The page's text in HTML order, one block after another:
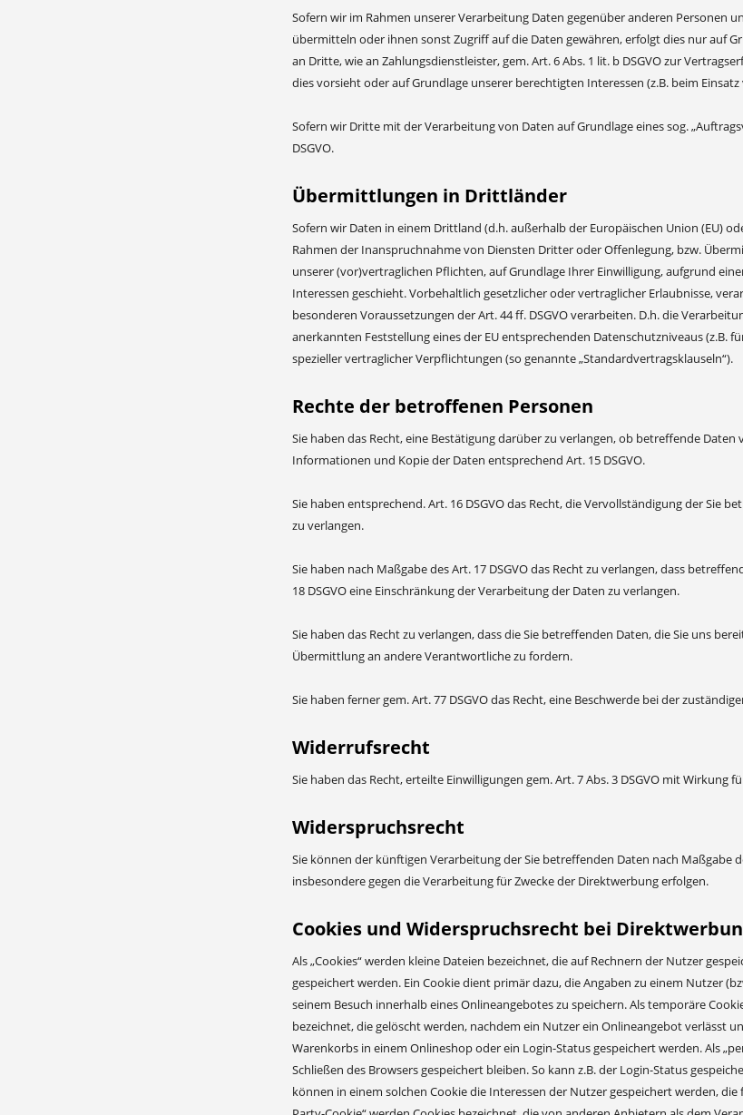
Sofern wir im Rahmen unserer Verarbeitung Daten gegenüber anderen
übermitteln oder ihnen sonst Zugriff auf die Daten gewähren, erfolgt dies nur auf
an Dritte, wie an Zahlungsdienstleister, gem. Art. 6 Abs. 1 lit. b DSGVO zur
dies vorsieht oder auf Grundlage unserer berechtigten Interessen (z.B. beim
Sofern wir Dritte mit der Verarbeitung von Daten auf Grundlage eines sog.
DSGVO.
Übermittlungen in Drittländer
Sofern wir Daten in einem Drittland (d.h. außerhalb der Europäischen Union (EU)
Rahmen der Inanspruchnahme von Diensten Dritter oder Offenlegung, bzw.
unserer (vor)vertraglichen Pflichten, auf Grundlage Ihrer Einwilligung, aufgrund
Interessen geschieht. Vorbehaltlich gesetzlicher oder vertraglicher Erlaubnisse,
besonderen Voraussetzungen der Art. 44 ff. DSGVO verarbeiten. D.h. die
anerkannten Feststellung eines der EU entsprechenden Datenschutzniveaus (z.B.
spezieller vertraglicher Verpflichtungen (so genannte „Standardvertragsklauseln“).
Rechte der betroffenen Personen
Sie haben das Recht, eine Bestätigung darüber zu verlangen, ob betreffende
Informationen und Kopie der Daten entsprechend Art. 15 DSGVO.
Sie haben entsprechend. Art. 16 DSGVO das Recht, die Vervollständigung der
zu verlangen.
Sie haben nach Maßgabe des Art. 17 DSGVO das Recht zu verlangen, dass
18 DSGVO eine Einschränkung der Verarbeitung der Daten zu verlangen.
Sie haben das Recht zu verlangen, dass die Sie betreffenden Daten, die Sie uns
Übermittlung an andere Verantwortliche zu fordern.
Sie haben ferner gem. Art. 77 DSGVO das Recht, eine Beschwerde bei der
Widerrufsrecht
Sie haben das Recht, erteilte Einwilligungen gem. Art. 7 Abs. 3 DSGVO mit Wirkung
Widerspruchsrecht
Sie können der künftigen Verarbeitung der Sie betreffenden Daten nach Maßgabe
insbesondere gegen die Verarbeitung für Zwecke der Direktwerbung erfolgen.
Cookies und Widerspruchsrecht bei
Als „Cookies“ werden kleine Dateien bezeichnet, die auf Rechnern der Nutzer
gespeichert werden. Ein Cookie dient primär dazu, die Angaben zu einem Nutzer
seinem Besuch innerhalb eines Onlineangebotes zu speichern. Als temporäre
bezeichnet, die gelöscht werden, nachdem ein Nutzer ein Onlineangebot verlässt
Warenkorbs in einem Onlineshop oder ein Login-Status gespeichert werden. Als
Schließen des Browsers gespeichert bleiben. So kann z.B. der Login-Status
können in einem solchen Cookie die Interessen der Nutzer gespeichert werden,